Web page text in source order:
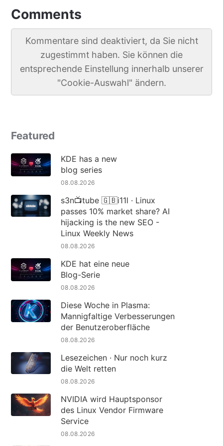
Comments
Kommentare sind deaktiviert, da Sie nicht
zugestimmt haben. Sie können die
entsprechende Einstellung innerhalb unserer
"Cookie-Auswahl" ändern.
Featured
KDE has a new
blog series
08.08.2026
s3n📺tube 🇬🇧i11l · Linux
passes 10% market share? AI
hijacking is the new SEO -
Linux Weekly News
08.08.2026
KDE hat eine neue
Blog-Serie
08.08.2026
Diese Woche in Plasma:
Mannigfaltige Verbesserungen
der Benutzeroberfläche
08.08.2026
Lesezeichen · Nur noch kurz
die Welt retten
08.08.2026
NVIDIA wird Hauptsponsor
des Linux Vendor Firmware
Service
08.08.2026